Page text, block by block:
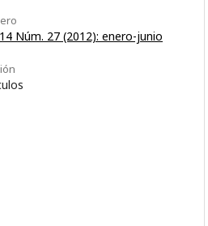
Núm. 27 (2012): enero-junio